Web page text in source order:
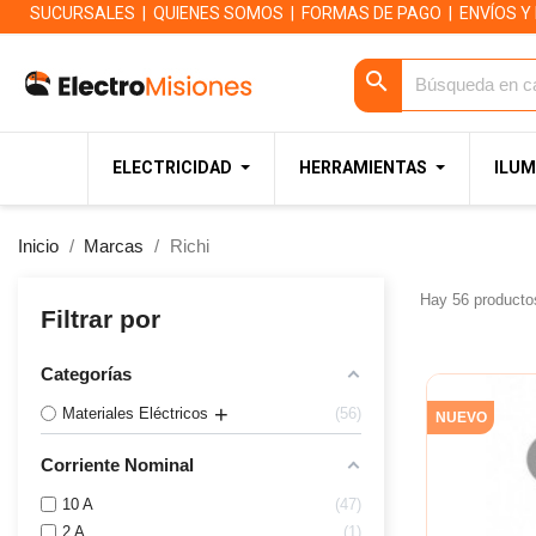
SUCURSALES QUIENES SOMOS FORMAS DE PAGO ENVÍOS
search
ELECTRICIDAD HERRAMIENTAS
Inicio Marcas Richi
Filtrar por
Categorías
Materiales Eléctricos 56
Corriente Nominal
10 A
47
2 A
1
Hay 56
NUEVO